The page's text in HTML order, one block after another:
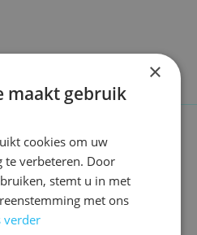
bt-100
xrs4000
×
maakt gebruik
cookies om uw
te verbeteren. Door
stemt u in met
met ons
verder